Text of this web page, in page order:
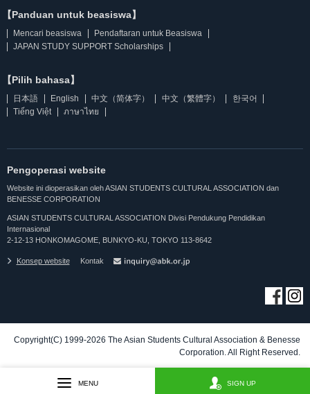
【Panduan untuk beasiswa】
Mencari beasiswa
Pendaftaran untuk Beasiswa
JAPAN STUDY SUPPORT Scholarships
【Pilih bahasa】
日本語 English 中文（简体字） 中文（繁體字）
한국어
Tiếng Việt
ภาษาไทย
Pengoperasi website
Website ini dioperasikan oleh ASIAN STUDENTS CULTURAL ASSOCIATION dan
BENESSE CORPORATION
ASIAN STUDENTS CULTURAL ASSOCIATION Divisi Pendukung Pendidikan
Internasional
2-12-13 HONKOMAGOME, BUNKYO-KU, TOKYO 113-8642
Konsep website Kontak
Copyright(C) 1999-2026 The Asian Students Cultural Association & Benesse
Corporation. All Right Reserved.
MENU SIGN UP